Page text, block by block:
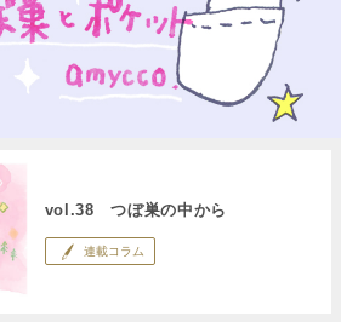
vol.38 つぼ巣の中から
連載コラム